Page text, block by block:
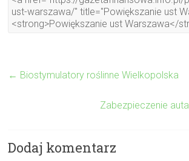
← Biostymulatory roślinne Wielkopolska
Zabezpieczenie
Dodaj komentarz